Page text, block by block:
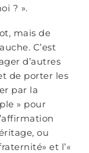
? ».
mais de
C’est
d’autres
de porter les
par la
» pour
ou
et l’«